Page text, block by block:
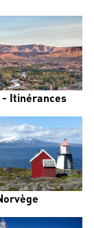
- Itinérances